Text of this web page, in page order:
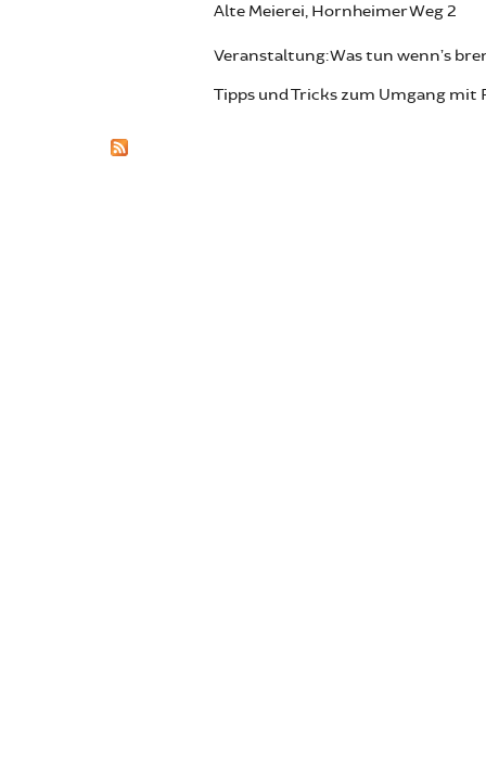
Alte Meierei, Hornheimer Weg 2
Veranstaltung: Was tun wenn’s
Tipps und Tricks zum Umgang